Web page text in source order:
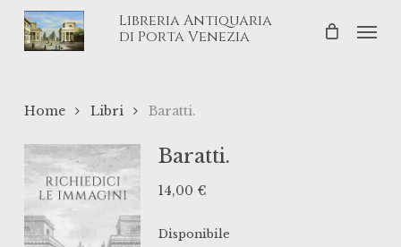
Skip
Libreria Antiquaria
di Porta Venezia
Home Libri Baratti.
Baratti.
14,00 €
Disponibile